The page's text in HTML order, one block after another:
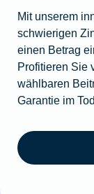
Mit unserem
schwierigen
einen Betrag
Profitieren Sie
wählbaren
Garantie im